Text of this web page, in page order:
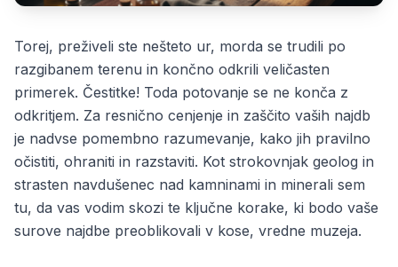
Torej, preživeli ste nešteto ur, morda se trudili po
razgibanem terenu in končno odkrili veličasten
primerek. Čestitke! Toda potovanje se ne konča z
odkritjem. Za resnično cenjenje in zaščito vaših najdb
je nadvse pomembno razumevanje, kako jih pravilno
očistiti, ohraniti in razstaviti. Kot strokovnjak geolog in
strasten navdušenec nad kamninami in minerali sem
tu, da vas vodim skozi te ključne korake, ki bodo vaše
surove najdbe preoblikovali v kose, vredne muzeja.